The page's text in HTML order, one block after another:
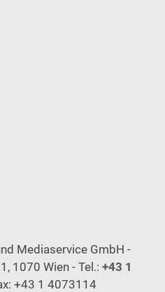
Mediaservice GmbH -
1070 Wien - Tel.: +43 1
+43 1 4073114